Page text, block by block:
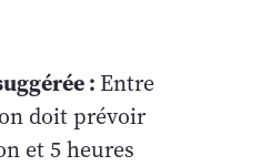
: Entre
doit prévoir
et 5 heures